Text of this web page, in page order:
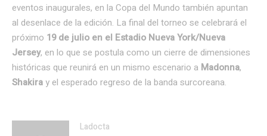
eventos inaugurales, en la Copa del Mundo también apuntan
al desenlace de la edición. La final del torneo se celebrará el
próximo 19 de julio en el Estadio Nueva York/Nueva
Jersey, en lo que se postula como un cierre de dimensiones
históricas que reunirá en un mismo escenario a Madonna,
Shakiray el esperado regreso de la banda surcoreana.
Ladocta